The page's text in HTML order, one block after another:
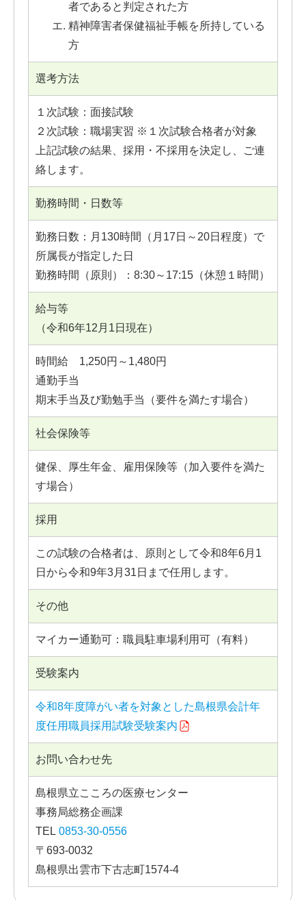
者であると判定された方
精神障害者保健福祉手帳を所持している
方
選考方法
１次試験：面接試験
２次試験：職場実習 ※１次試験合格者が対象
上記試験の結果、採用・不採用を決定し、ご連
絡します。
勤務時間・日数等
勤務日数：月130時間（月17日～20日程度）で
所属長が指定した日
勤務時間（原則）：8:30～17:15（休憩１時間）
給与等
（令和6年12月1日現在）
時間給 1,250円～1,480円
通勤手当
期末手当及び勤勉手当（要件を満たす場合）
社会保険等
健保、厚生年金、雇用保険等（加入要件を満た
す場合）
採用
この試験の合格者は、原則として令和8年6月1
日から令和9年3月31日まで任用します。
その他
マイカー通勤可：職員駐車場利用可（有料）
受験案内
令和8年度障がい者を対象とした島根県会計年
度任用職員採用試験受験案内
お問い合わせ先
島根県立こころの医療センター
事務局総務企画課
TEL 0853-30-0556
〒693-0032
島根県出雲市下古志町1574-4